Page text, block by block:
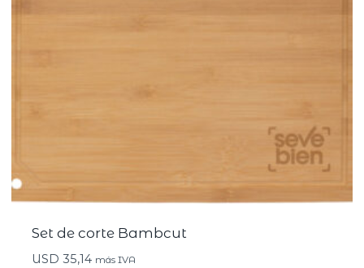
Set de corte Bambcut
USD 35,14 más IVA